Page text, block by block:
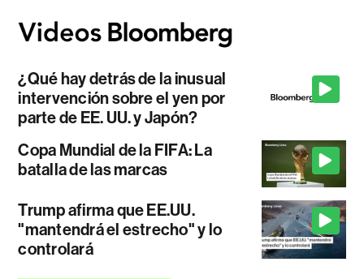
¿Qué hay detrás de la inusual
intervención sobre el yen por
parte de EE. UU. y Japón?
Copa Mundial de la FIFA: La
batalla de las marcas
Trump afirma que EE.UU.
"mantendrá el estrecho" y lo
controlará